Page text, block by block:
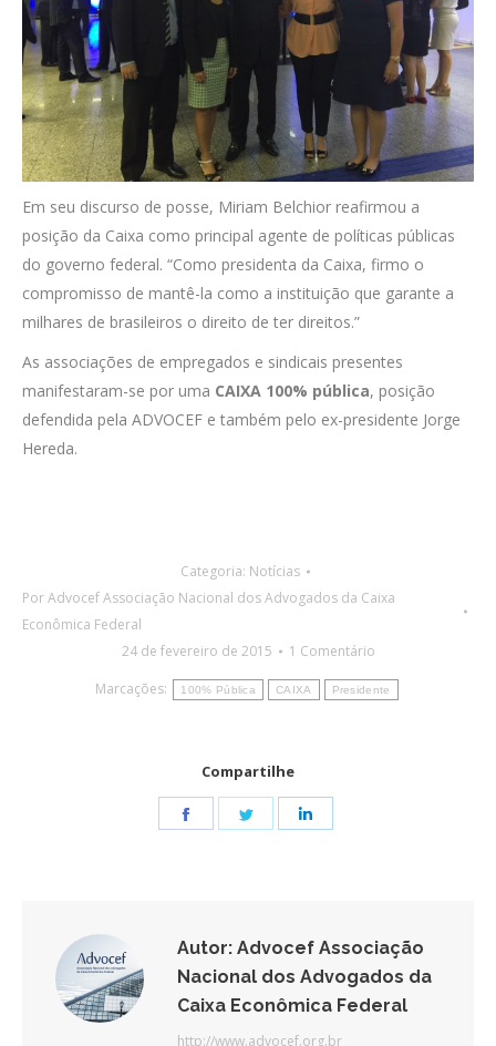
Em seu discurso de posse, Miriam Belchior reafirmou a
posição da Caixa como principal agente de políticas públicas
do governo federal. “Como presidenta da Caixa, firmo o
compromisso de mantê-la como a instituição que garante a
milhares de brasileiros o direito de ter direitos.”
As associações de empregados e sindicais presentes
manifestaram-se por uma CAIXA 100% pública, posição
defendida pela ADVOCEF e também pelo ex-presidente Jorge
Hereda.
Categoria: Notícias
PorAdvocef Associação Nacional dos Advogados da Caixa
Econômica Federal
24 de fevereiro de 2015
1 Comentário
Marcações:
100% Pública CAIXA Presidente
Compartilhe
Share
Share
Autor: Advocef Associação
Nacional dos Advogados da
Caixa Econômica Federal
http://www.advocef.org.br